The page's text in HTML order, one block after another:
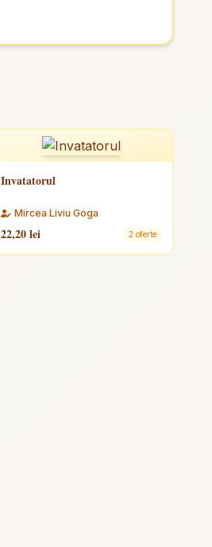
Invatatorul
Mircea Liviu Goga
22,20 lei 2 oferte